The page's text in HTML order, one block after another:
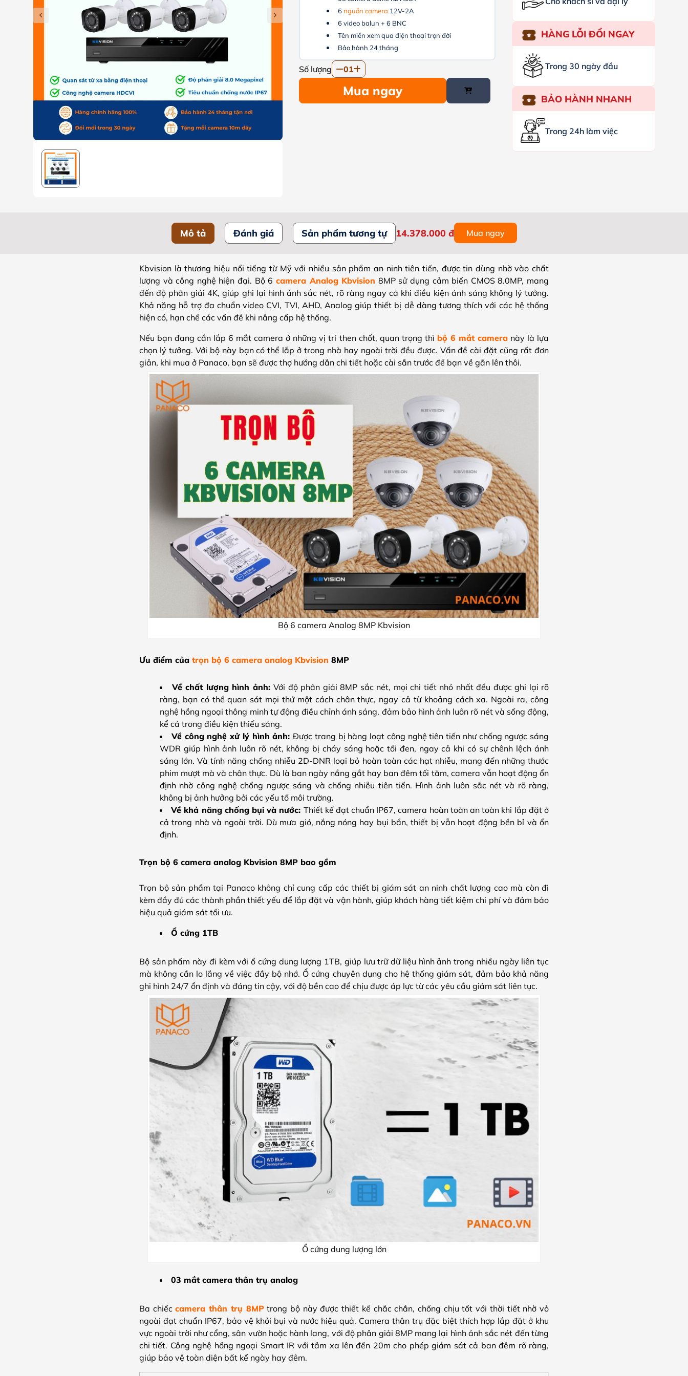
6 nguồn camera 12V-2A
6 video balun + 6 BNC
Tên miền xem qua điện thoại trọn đời
Bảo hành 24 tháng
Số lượng 01
Mua ngay
HÀNG LỖI ĐỔI NGAY
Trong 30 ngày đầu
BẢO HÀNH NHANH
Trong 24h làm việc
Mô tả Đánh giá Sản phẩm tương tự 14.378.000 đ Mua ngay
Kbvision là thương hiệu nổi tiếng từ Mỹ với nhiều sản phẩm an ninh tiên tiến, được tin dùng nhờ vào chất
lượng và công nghệ hiện đại. Bộ 6 camera Analog Kbvision 8MP sử dụng cảm biến CMOS 8.0MP, mang
đến độ phân giải 4K, giúp ghi lại hình ảnh sắc nét, rõ ràng ngay cả khi điều kiện ánh sáng không lý tưởng.
Khả năng hỗ trợ đa chuẩn video CVI, TVI, AHD, Analog giúp thiết bị dễ dàng tương thích với các hệ thống
hiện có, hạn chế các vấn đề khi nâng cấp hệ thống.
Nếu bạn đang cần lắp 6 mắt camera ở những vị trí then chốt, quan trọng thì bộ 6 mắt cameranày là lựa
chọn lý tưởng. Với bộ này bạn có thể lắp ở trong nhà hay ngoài trời đều được. Vấn đề cài đặt cũng rất đơn
giản, khi mua ở Panaco, bạn sẽ được thợ hướng dẫn chi tiết hoặc cài sẵn trước để bạn về gắn lên thôi.
Bộ 6 camera Analog 8MP Kbvision
Ưu điểm của trọn bộ 6 camera analog Kbvision 8MP
Về chất lượng hình ảnh: Với độ phân giải 8MP sắc nét, mọi chi tiết nhỏ nhất đều được ghi lại rõ
ràng, bạn có thể quan sát mọi thứ một cách chân thực, ngay cả từ khoảng cách xa. Ngoài ra, công
nghệ hồng ngoại thông minh tự động điều chỉnh ánh sáng, đảm bảo hình ảnh luôn rõ nét và sống động,
kể cả trong điều kiện thiếu sáng.
Về công nghệ xử lý hình ảnh: Được trang bị hàng loạt công nghệ tiên tiến như chống ngược sáng
WDR giúp hình ảnh luôn rõ nét, không bị cháy sáng hoặc tối đen, ngay cả khi có sự chênh lệch ánh
sáng lớn. Và tính năng chống nhiễu 2D-DNR loại bỏ hoàn toàn các hạt nhiễu, mang đến những thước
phim mượt mà và chân thực. Dù là ban ngày nắng gắt hay ban đêm tối tăm, camera vẫn hoạt động ổn
định nhờ công nghệ chống ngược sáng và chống nhiễu tiên tiến. Hình ảnh luôn sắc nét và rõ ràng,
không bị ảnh hưởng bởi các yếu tố môi trường.
Về khả năng chống bụi và nước: Thiết kế đạt chuẩn IP67, camera hoàn toàn an toàn khi lắp đặt ở
cả trong nhà và ngoài trời. Dù mưa gió, nắng nóng hay bụi bẩn, thiết bị vẫn hoạt động bền bỉ và ổn
định.
Trọn bộ 6 camera analog Kbvision 8MP bao gồm
Trọn bộ sản phẩm tại Panaco không chỉ cung cấp các thiết bị giám sát an ninh chất lượng cao mà còn đi
kèm đầy đủ các thành phần thiết yếu để lắp đặt và vận hành, giúp khách hàng tiết kiệm chi phí và đảm bảo
hiệu quả giám sát tối ưu.
Ổ cứng 1TB
Bộ sản phẩm này đi kèm với ổ cứng dung lượng 1TB, giúp lưu trữ dữ liệu hình ảnh trong nhiều ngày liên tục
mà không cần lo lắng về việc đầy bộ nhớ. Ổ cứng chuyên dụng cho hệ thống giám sát, đảm bảo khả năng
ghi hình 24/7 ổn định và đáng tin cậy, với độ bền cao để chịu được áp lực từ các yêu cầu giám sát liên tục.
Ổ cứng dung lượng lớn
03 mắt camera thân trụ analog
Ba chiếccamera thân trụ 8MPtrong bộ này được thiết kế chắc chắn, chống chịu tốt với thời tiết nhờ vỏ
ngoài đạt chuẩn IP67, bảo vệ khỏi bụi và nước hiệu quả. Camera thân trụ đặc biệt thích hợp lắp đặt ở khu
vực ngoài trời như cổng, sân vườn hoặc hành lang, với độ phân giải 8MP mang lại hình ảnh sắc nét đến từng
chi tiết. Công nghệ hồng ngoại Smart IR với tầm xa lên đến 20m cho phép giám sát cả ban đêm rõ ràng,
giúp bảo vệ toàn diện bất kể ngày hay đêm.